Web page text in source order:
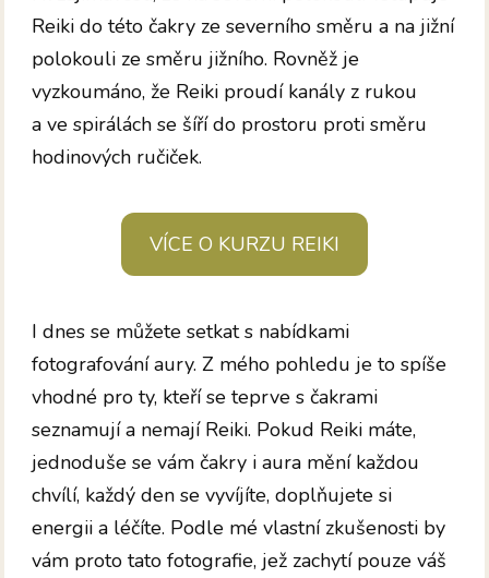
Reiki do této čakry ze severního směru a na jižní
polokouli ze směru jižního. Rovněž je
vyzkoumáno, že Reiki proudí kanály z rukou
a ve spirálách se šíří do prostoru proti směru
hodinových ručiček.
VÍCE O KURZU REIKI
I dnes se můžete setkat s nabídkami
fotografování aury. Z mého pohledu je to spíše
vhodné pro ty, kteří se teprve s čakrami
seznamují a nemají Reiki. Pokud Reiki máte,
jednoduše se vám čakry i aura mění každou
chvílí, každý den se vyvíjíte, doplňujete si
energii a léčíte. Podle mé vlastní zkušenosti by
vám proto tato fotografie, jež zachytí pouze váš